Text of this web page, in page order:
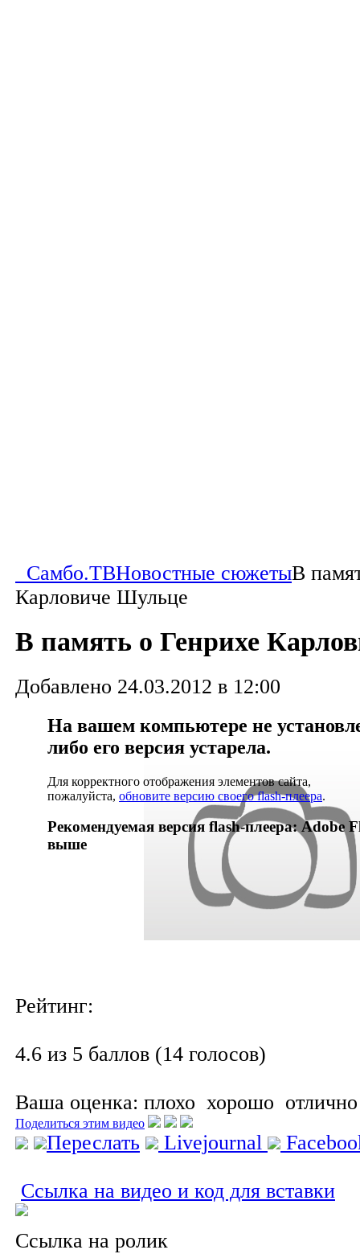
Самбо.ТВНовостные сюжетыВ
Карловиче Шульце
В память о Генрихе
Добавлено 24.03.2012 в 12:00
На вашем компьютере не
либо его версия устарела.
Для корректного отображения элементов сайта,
пожалуйста, обновите версию своего flash-плеера.
Рекомендуемая версия flash-плеера: Adobe
выше
Рейтинг:
4.6 из 5 баллов (14 голосов)
Ваша оценка: плохо хорошо отлично
Поделиться этим видео
Переслать Livejournal
Ссылка на видео и код для вставки
Ссылка на ролик